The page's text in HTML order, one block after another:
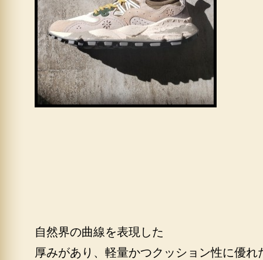
自然界の曲線を表現した
厚みがあり、軽量かつクッション性に優れ